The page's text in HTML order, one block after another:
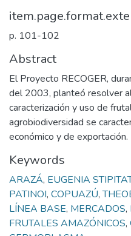
p. 101-102
Abstract
El Proyecto RECOGER,
del 2003, planteó resolver
caracterización y uso de
agrobiodiversidad se
económico y de exportación.
Keywords
ARAZÁ, EUGENIA
PATINOI, COPUAZÚ,
LÍNEA BASE, MERCADOS,
FRUTALES AMAZÓNICOS,